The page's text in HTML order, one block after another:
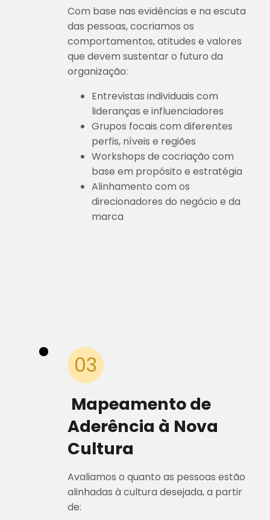
Com base nas evidências e na escuta
das pessoas, cocriamos os
comportamentos, atitudes e valores
que devem sustentar o futuro da
organização:
Entrevistas individuais com
lideranças e influenciadores
Grupos focais com diferentes
perfis, níveis e regiões
Workshops de cocriação com
base em propósito e estratégia
Alinhamento com os
direcionadores do negócio e da
marca
03
Mapeamento de
Aderência à Nova
Cultura
Avaliamos o quanto as pessoas estão
alinhadas à cultura desejada, a partir
de: